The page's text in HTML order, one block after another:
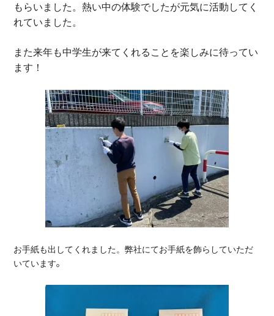
もらいました。熱い中の体験でしたが元気に活動してく
れていました。
また来年も中学生が来てくれることを楽しみに待ってい
ます！
お手紙も出してくれました。弊社にてお手紙を飾らしていただ
いています。